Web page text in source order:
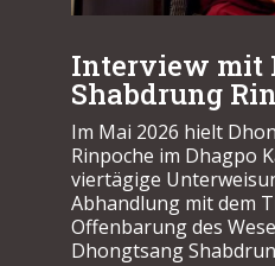
Interview mit
Shabdrung
Im Mai 2026 hielt
Rinpoche im Dhagpo
viertägige
Abhandlung mit dem
Offenbarung des
Dhongtsang